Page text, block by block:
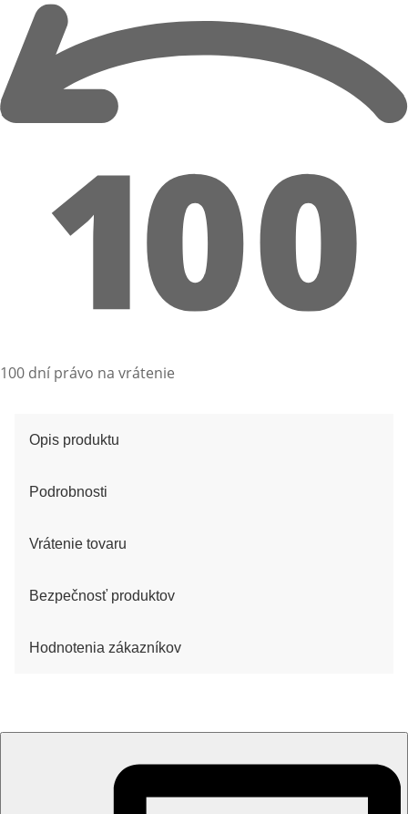
100 dní právo na vrátenie
Opis produktu
Podrobnosti
Vrátenie tovaru
Bezpečnosť produktov
Hodnotenia zákazníkov